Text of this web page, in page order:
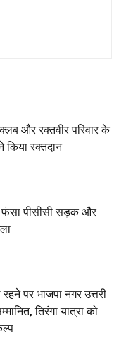
और रक्तवीर परिवार के
किया रक्तदान
पीसीसी सड़क और
पर भाजपा नगर उत्तरी
तिरंगा यात्रा को